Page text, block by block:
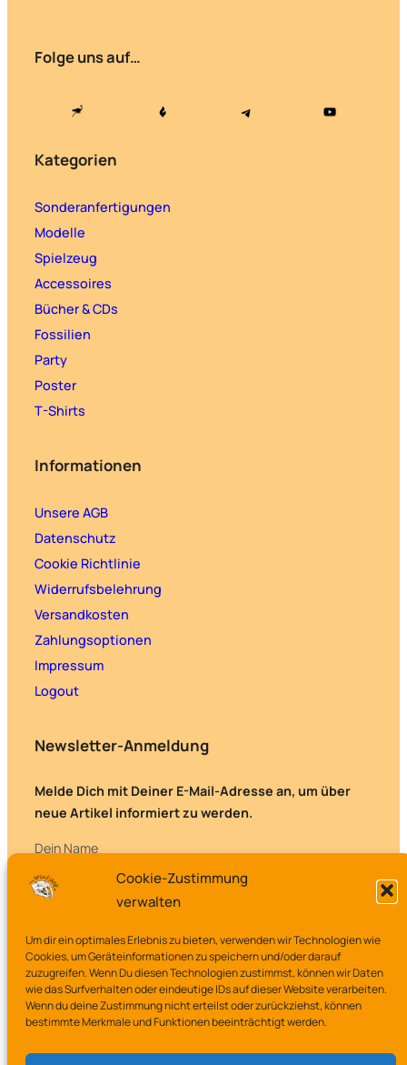
Cookie-Zustimmung
verwalten
Um dir ein optimales Erlebnis zu bieten, verwenden wir Technologien wie
Cookies, um Geräteinformationen zu speichern und/oder darauf
zuzugreifen. Wenn Du diesen Technologien zustimmst, können wir Daten
wie das Surfverhalten oder eindeutige IDs auf dieser Website verarbeiten.
Wenn du deine Zustimmung nicht erteilst oder zurückziehst, können
bestimmte Merkmale und Funktionen beeinträchtigt werden.
Folge uns auf…
Kategorien
Sonderanfertigungen
Modelle
Spielzeug
Accessoires
Bücher & CDs
Fossilien
Party
Poster
T-Shirts
Informationen
Unsere AGB
Datenschutz
Cookie Richtlinie
Widerrufsbelehrung
Versandkosten
Zahlungsoptionen
Impressum
Logout
Newsletter-Anmeldung
Melde Dich mit Deiner E-Mail-Adresse an, um über
neue Artikel informiert zu werden.
Dein Name